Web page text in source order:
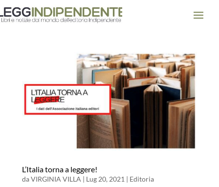
L’Italia torna a leggere!
daVIRGINIA VILLA | Lug 20, 2021 | Editoria